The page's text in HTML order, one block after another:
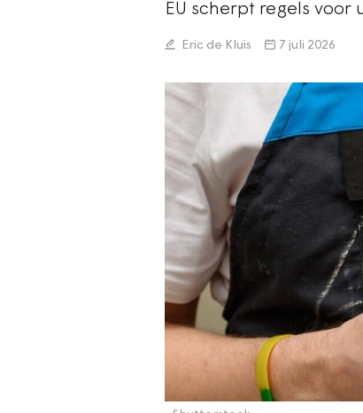
EU scherpt regels
Eric de Kluis 7 juli 2026